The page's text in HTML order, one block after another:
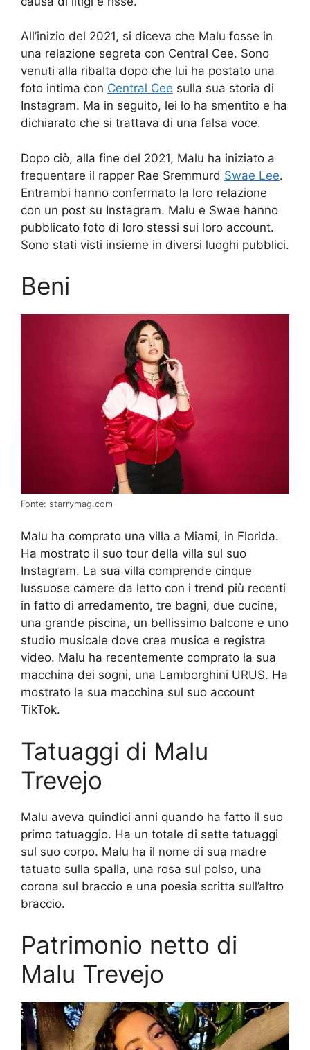
All’inizio del 2021, si diceva che Malu fosse in
una relazione segreta con Central Cee. Sono
venuti alla ribalta dopo che lui ha postato una
foto intima con Central Cee sulla sua storia di
Instagram. Ma in seguito, lei lo ha smentito e ha
dichiarato che si trattava di una falsa voce.
Dopo ciò, alla fine del 2021, Malu ha iniziato a
frequentare il rapper Rae Sremmurd Swae Lee.
Entrambi hanno confermato la loro relazione
con un post su Instagram. Malu e Swae hanno
pubblicato foto di loro stessi sui loro account.
Sono stati visti insieme in diversi luoghi pubblici.
Beni
Fonte: starrymag.com
Malu ha comprato una villa a Miami, in Florida.
Ha mostrato il suo tour della villa sul suo
Instagram. La sua villa comprende cinque
lussuose camere da letto con i trend più recenti
in fatto di arredamento, tre bagni, due cucine,
una grande piscina, un bellissimo balcone e uno
studio musicale dove crea musica e registra
video. Malu ha recentemente comprato la sua
macchina dei sogni, una Lamborghini URUS. Ha
mostrato la sua macchina sul suo account
TikTok.
Tatuaggi di Malu
Trevejo
Malu aveva quindici anni quando ha fatto il suo
primo tatuaggio. Ha un totale di sette tatuaggi
sul suo corpo. Malu ha il nome di sua madre
tatuato sulla spalla, una rosa sul polso, una
corona sul braccio e una poesia scritta sull’altro
braccio.
Patrimonio netto di
Malu Trevejo